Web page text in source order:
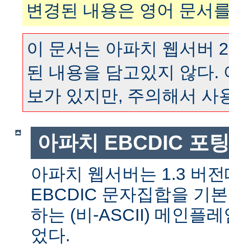
변경된 내용은 영어 문서
이 문서는 아파치 웹서버
된 내용을 담고있지 않다.
보가 있지만, 주의해서 사
아파치 EBCDIC 포
아파치 웹서버는 1.3 버
EBCDIC 문자집합을 기
하는 (비-ASCII) 메인플
었다.